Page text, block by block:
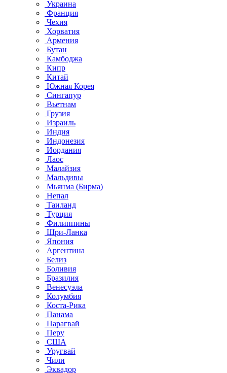
Украина
Франция
Чехия
Хорватия
Армения
Бутан
Камбоджа
Кипр
Китай
Южная Корея
Сингапур
Вьетнам
Грузия
Израиль
Индия
Индонезия
Иордания
Лаос
Малайзия
Мальдивы
Мьянма (Бирма)
Непал
Таиланд
Турция
Филиппины
Шри-Ланка
Япония
Аргентина
Белиз
Боливия
Бразилия
Венесуэла
Колумбия
Коста-Рика
Панама
Парагвай
Перу
США
Уругвай
Чили
Эквадор